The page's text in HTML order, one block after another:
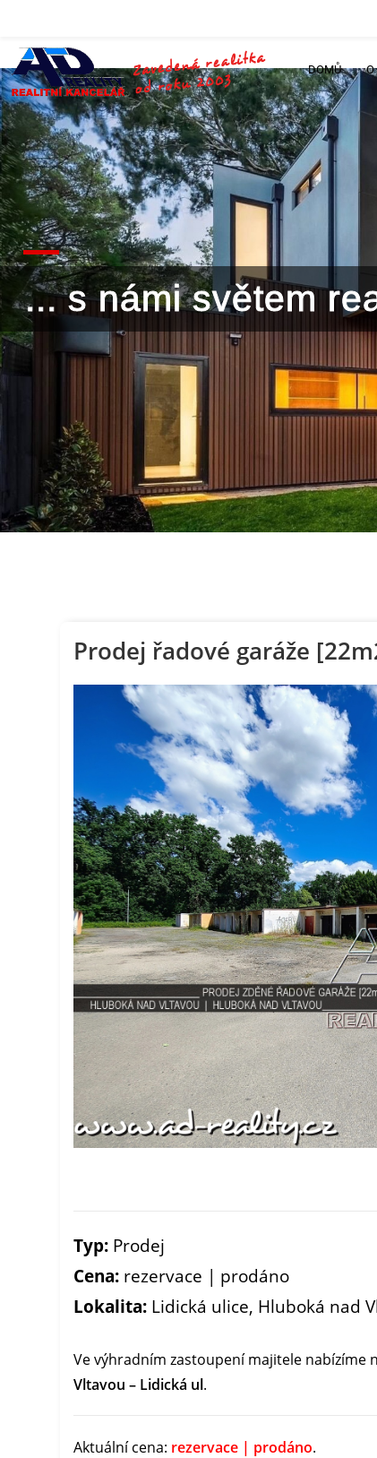
... s námi světem
DOMŮ O
Prodej řadové garáže
Typ: Prodej
Cena: rezervace | prodáno
Lokalita: Lidická ulice, Hluboká nad
Ve výhradním zastoupení majitele
Vltavou – Lidická ul.
Aktuální cena: rezervace | prodáno.